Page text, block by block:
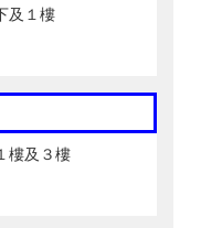
及１樓
樓及３樓